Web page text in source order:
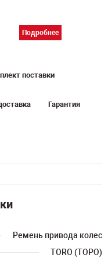
Подробнее
поставки
Гарантия
Ремень привода колес
TORO (ТОРО)